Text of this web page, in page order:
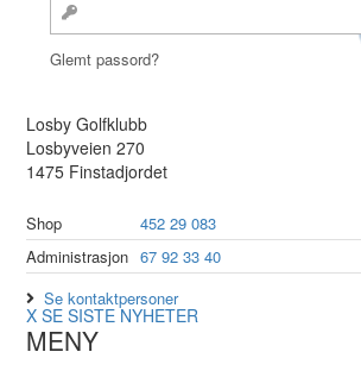
Glemt passord?
Losby Golfklubb
Losbyveien 270
1475 Finstadjordet
Shop
452 29 083
Administrasjon 67 92 33 40
Se kontaktpersoner
X SE SISTE NYHETER
MENY